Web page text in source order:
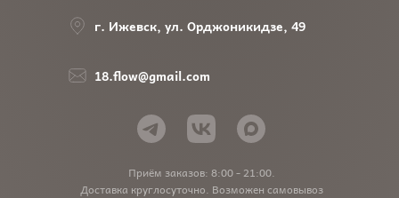
Приём заказов: 8:00 - 21:00.
Доставка круглосуточно. Возможен самовывоз
г. Ижевск, ул. Орджоникидзе, 49
18.flow@gmail.com